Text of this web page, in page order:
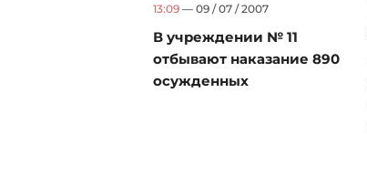
13:09 — 09 / 07 / 2007
В учреждении № 11
отбывают наказание 890
осужденных